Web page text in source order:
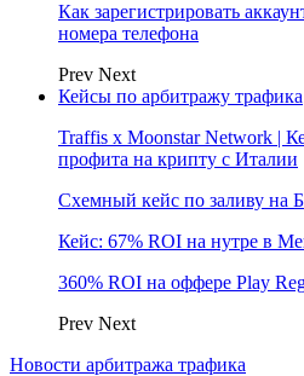
Как зарегистрировать
номера телефона
Prev Next
Кейсы по арбитражу трафика
Traffis x Moonstar Network |
профита на крипту с Италии
Схемный кейс по заливу на
Кейс: 67% ROI на нутре в
360% ROI на оффере Play
Prev Next
Новости арбитража трафика